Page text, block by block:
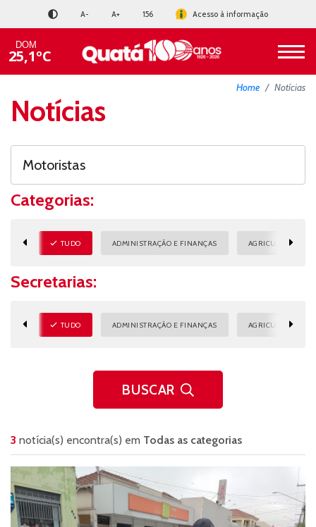
A- A+ 156 Acesso à informação
DOM
25,1ºC
Home Notícias
Notícias
Categorias:
TUDO ADMINISTRAÇÃO E FINANÇAS AGRICULTURA E
Secretarias:
TUDO ADMINISTRAÇÃO E FINANÇAS AGRICULTURA E
BUSCAR
3 notícia(s) encontra(s) em Todas as categorias